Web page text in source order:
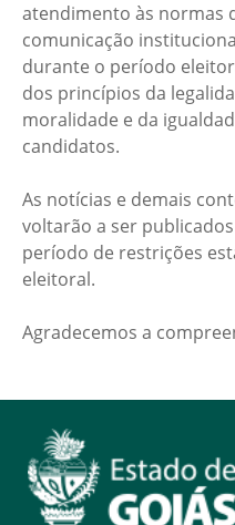
atendimento às normas
comunicação
durante o período
dos princípios da
moralidade e da
candidatos.
As notícias e demais
voltarão a ser
período de restrições
eleitoral.
Agradecemos a